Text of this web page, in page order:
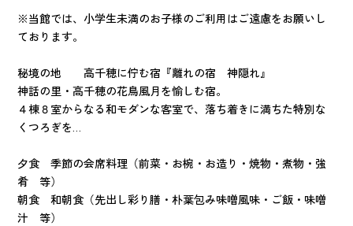
※当館では、小学生未満のお子様のご利用はご遠慮をお願いし
ております。
秘境の地 高千穂に佇む宿『離れの宿 神隠れ』
神話の里・高千穂の花鳥風月を愉しむ宿。
４棟８室からなる和モダンな客室で、落ち着きに満ちた特別な
くつろぎを…
夕食 季節の会席料理（前菜・お椀・お造り・焼物・煮物・強
肴 等）
朝食 和朝食（先出し彩り膳・朴葉包み味噌風味・ご飯・味噌
汁 等）